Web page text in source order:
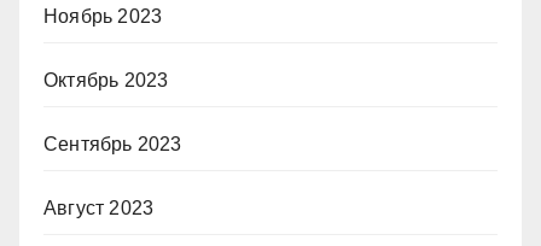
Ноябрь 2023
Октябрь 2023
Сентябрь 2023
Август 2023